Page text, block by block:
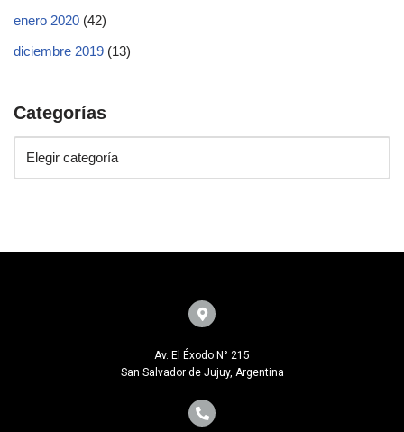
enero 2020 (42)
diciembre 2019 (13)
Categorías
Av. El Éxodo N° 215
San Salvador de Jujuy, Argentina